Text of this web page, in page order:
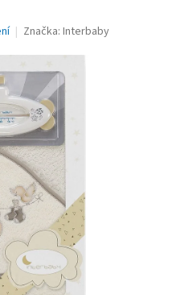
Značka: Interbaby